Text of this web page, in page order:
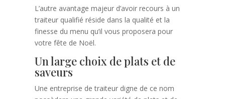
L’autre avantage majeur d’avoir recours à un
traiteur qualifié réside dans la qualité et la
finesse du menu qu’il vous proposera pour
votre fête de Noël.
Un large choix de plats et de
saveurs
Une entreprise de traiteur digne de ce nom